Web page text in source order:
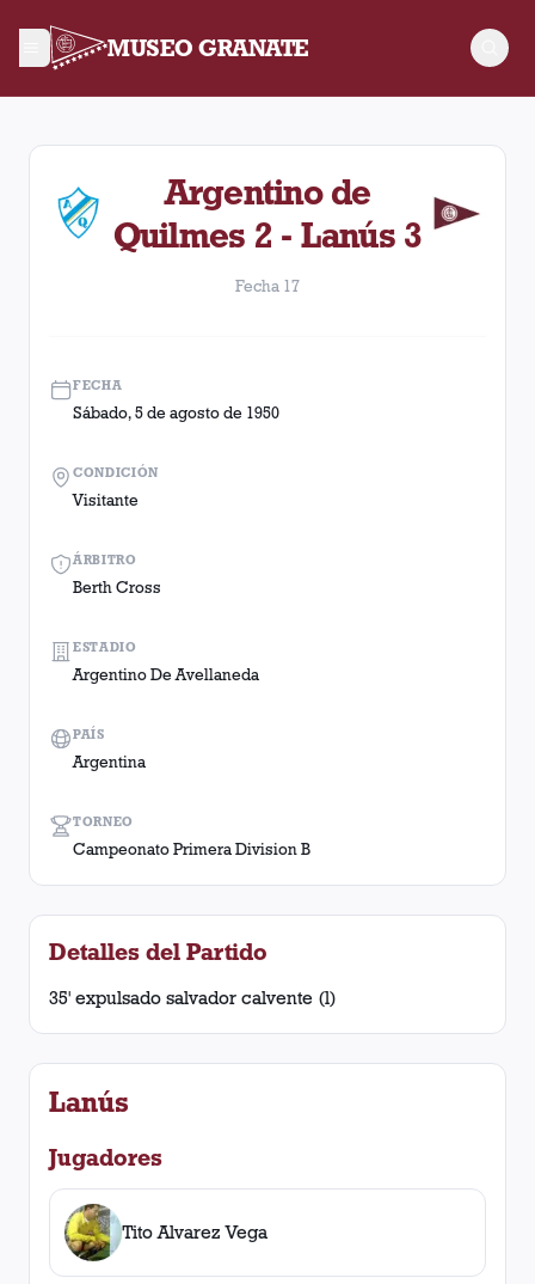
MUSEO GRANATE
Fecha 17. Partido entre Lanús y Argentino de Quilmes
Argentino de
Quilmes 2 - Lanús 3
Fecha 17
FECHA
Sábado, 5 de agosto de 1950
ÁRBITRO
Berth Cross
TORNEO
Campeonato Primera Division B
CONDICIÓN
Visitante
ESTADIO
Argentino De Avellaneda
PAÍS
Argentina
Detalles del Partido
35' expulsado salvador calvente (l)
Lanús
Jugadores
Tito Alvarez Vega